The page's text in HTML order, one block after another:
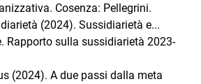
Cosenza: Pellegrini.
(2024). Sussidiarietà e...
Rapporto sulla sussidiarietà 2023-
(2024). A due passi dalla meta